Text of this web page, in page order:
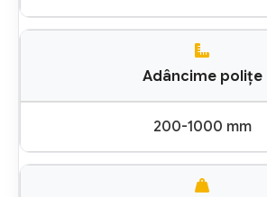
Adâncime polițe
200-1000 mm